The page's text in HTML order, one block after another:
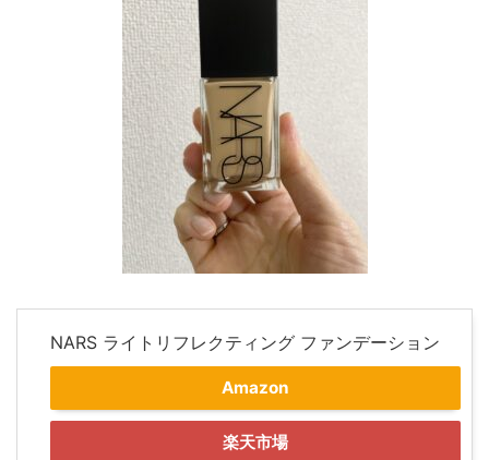
NARS ライトリフレクティング ファンデーション
Amazon
楽天市場